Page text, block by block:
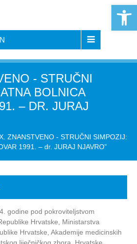
‑ STRUČNI
BOLNICA
– DR. JURAJ
ZNANSTVENO ‑ STRUČNI SIMPOZIJ:
1991. – dr. JURAJ NJAVRO”
godine pod pokroviteljstvom
Hrvatske, Ministarstva
Hrvatske, Akademije medicinskih